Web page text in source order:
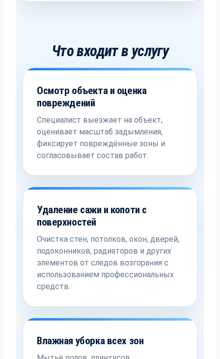
Что входит в услугу
Осмотр объекта и оценка
повреждений
Специалист выезжает на объект,
оценивает масштаб задымления,
фиксирует повреждённые зоны и
согласовывает состав работ.
Удаление сажи и копоти с
поверхностей
Очистка стен, потолков, окон, дверей,
подоконников, радиаторов и других
элементов от следов возгорания с
использованием профессиональных
средств.
Влажная уборка всех зон